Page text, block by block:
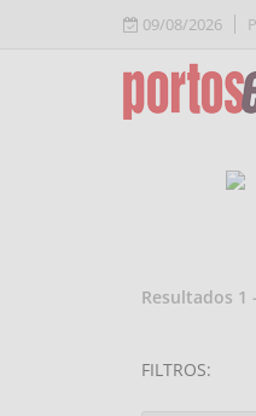
09/08/2026
Resultados 1 -
FILTROS: